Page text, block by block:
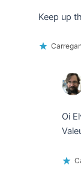
Keep up
Oi